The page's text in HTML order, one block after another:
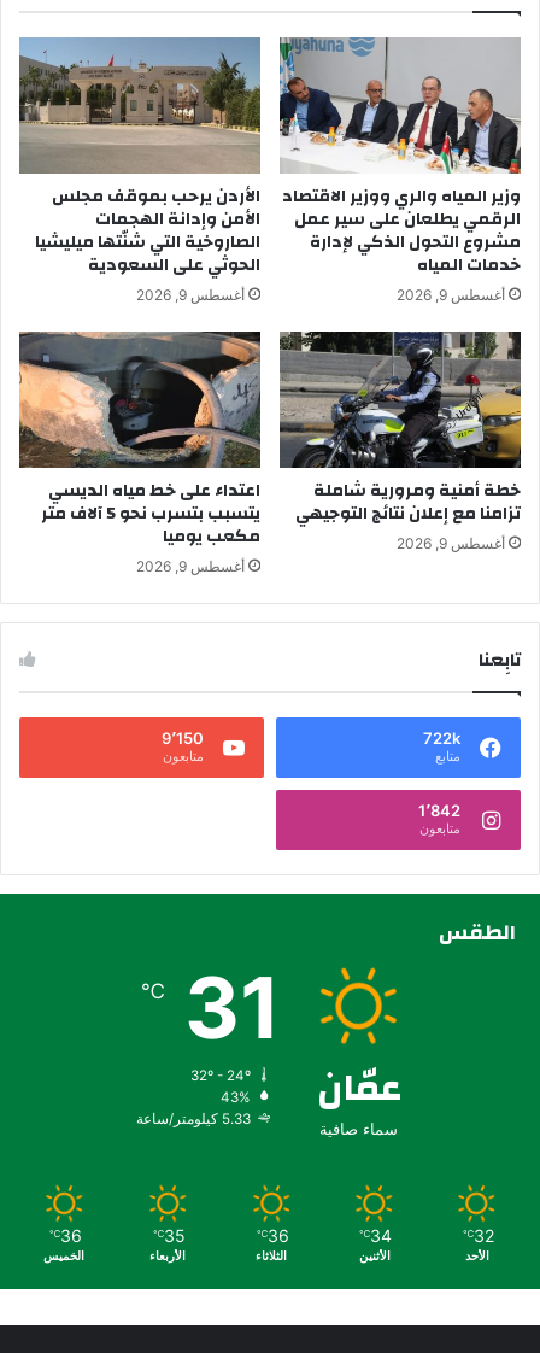
وزير المياه والري ووزير الاقتصاد
الرقمي يطلعان على سير عمل
مشروع التحول الذكي لإدارة
خدمات المياه
أغسطس 9, 2026
الأردن يرحب بموقف مجلس
الأمن وإدانة الهجمات
الصاروخية التي شنّتها ميليشيا
الحوثي على السعودية
أغسطس 9, 2026
خطة أمنية ومرورية شاملة
تزامنا مع إعلان نتائج التوجيهي
أغسطس 9, 2026
اعتداء على خط مياه الديسي
يتسبب بتسرب نحو 5 آلاف متر
مكعب يوميا
أغسطس 9, 2026
تابِعنا
722k
متابع
9٬150
متابعون
1٬842
متابعون
الطقس
عمّان
سماء صافية
31
℃
43%
5.33 كيلومتر/ساعة
32
℃
الأحد
34
℃
الأثنين
36
℃
الثلاثاء
35
℃
الأربعاء
36
℃
الخميس